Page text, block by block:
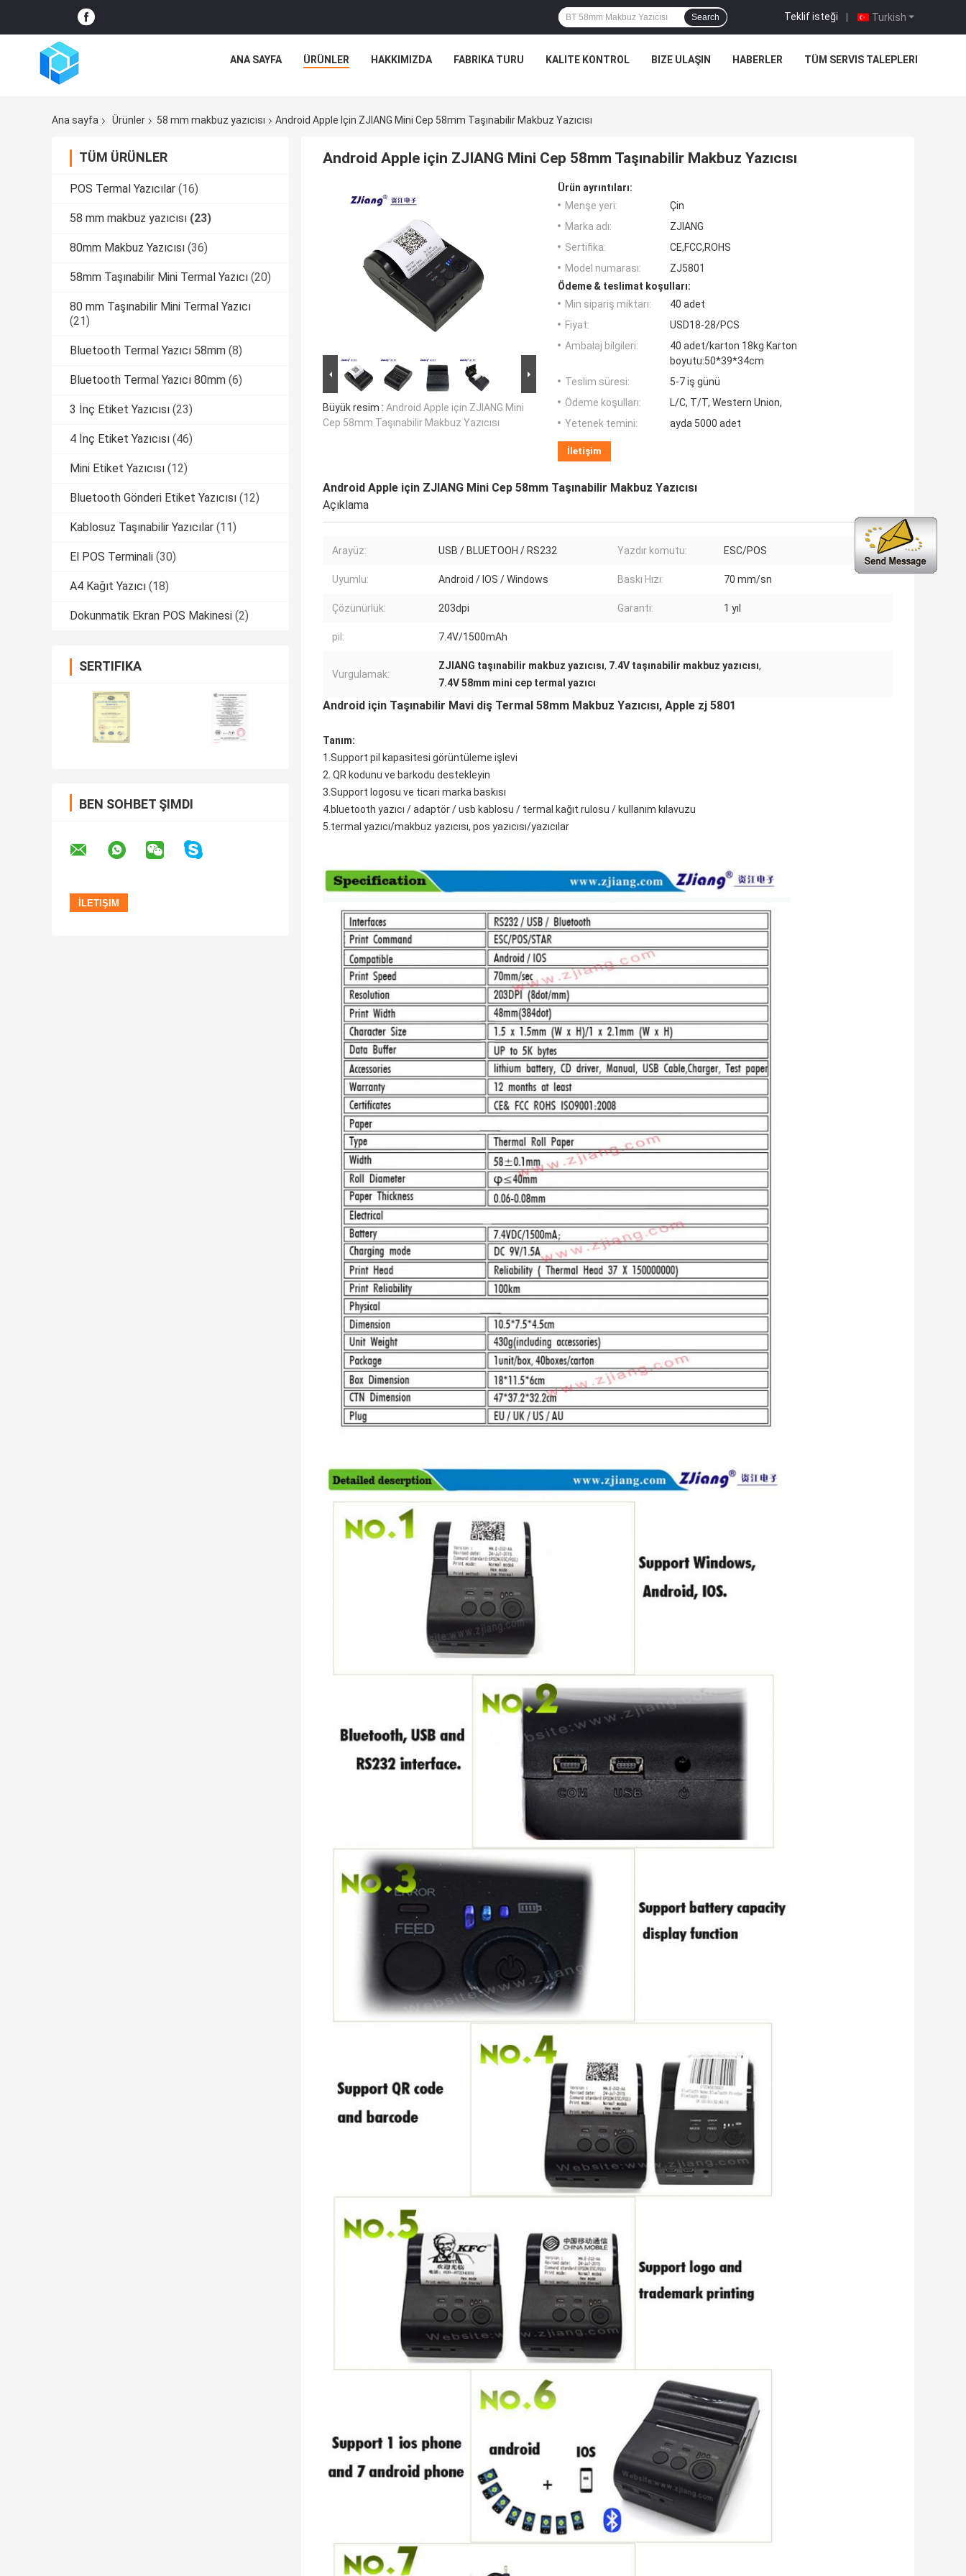
Turkish
Teklif isteği |
Search
ANA SAYFA ÜRÜNLER HAKKIMIZDA FABRIKA TURU KALITE KONTROL BIZE ULAŞIN HABERLER TÜM SERVIS TALEPLERI
Ana sayfa Ürünler 58 mm makbuz yazıcısı Android Apple Için ZJIANG Mini Cep 58mm Taşınabilir Makbuz Yazıcısı
TÜM ÜRÜNLER
POS Termal Yazıcılar (16)
58 mm makbuz yazıcısı (23)
80mm Makbuz Yazıcısı (36)
58mm Taşınabilir Mini Termal Yazıcı (20)
80 mm Taşınabilir Mini Termal Yazıcı
(21)
Bluetooth Termal Yazıcı 58mm (8)
Bluetooth Termal Yazıcı 80mm (6)
3 İnç Etiket Yazıcısı (23)
4 İnç Etiket Yazıcısı (46)
Mini Etiket Yazıcısı (12)
Bluetooth Gönderi Etiket Yazıcısı (12)
Kablosuz Taşınabilir Yazıcılar (11)
El POS Terminali (30)
A4 Kağıt Yazıcı (18)
Dokunmatik Ekran POS Makinesi (2)
SERTIFIKA
BEN SOHBET ŞIMDI
Android Apple için ZJIANG Mini Cep 58mm Taşınabilir Makbuz Yazıcısı
Büyük resim : Android Apple için ZJIANG Mini
Cep 58mm Taşınabilir Makbuz Yazıcısı
Ürün ayrıntıları:
Menşe yeri:
Çin
Marka adı:
ZJIANG
Sertifika:
CE,FCC,ROHS
Model numarası:
ZJ5801
Ödeme & teslimat koşulları:
Min sipariş miktarı:
40 adet
Fiyat:
USD18-28/PCS
Ambalaj bilgileri:
40 adet/karton 18kg Karton
boyutu:50*39*34cm
Teslim süresi:
5-7 iş günü
Ödeme koşulları:
L/C, T/T, Western Union,
Yetenek temini:
ayda 5000 adet
İletişim
Android Apple için ZJIANG Mini Cep 58mm Taşınabilir Makbuz Yazıcısı
Açıklama
Arayüz: USB / BLUETOOH / RS232 Yazdır komutu: ESC/POS
Uyumlu: Android / IOS / Windows Baskı Hızı: 70 mm/sn
Çözünürlük: 203dpi Garanti: 1 yıl
pil: 7.4V/1500mAh
Vurgulamak:
ZJIANG taşınabilir makbuz yazıcısı, 7.4V taşınabilir makbuz yazıcısı,
7.4V 58mm mini cep termal yazıcı
Android için Taşınabilir Mavi diş Termal 58mm Makbuz Yazıcısı, Apple zj 5801
Tanım:
1.Support pil kapasitesi görüntüleme işlevi
2. QR kodunu ve barkodu destekleyin
3.Support logosu ve ticari marka baskısı
4.bluetooth yazıcı / adaptör / usb kablosu / termal kağıt rulosu / kullanım kılavuzu
5.termal yazıcı/makbuz yazıcısı, pos yazıcısı/yazıcılar